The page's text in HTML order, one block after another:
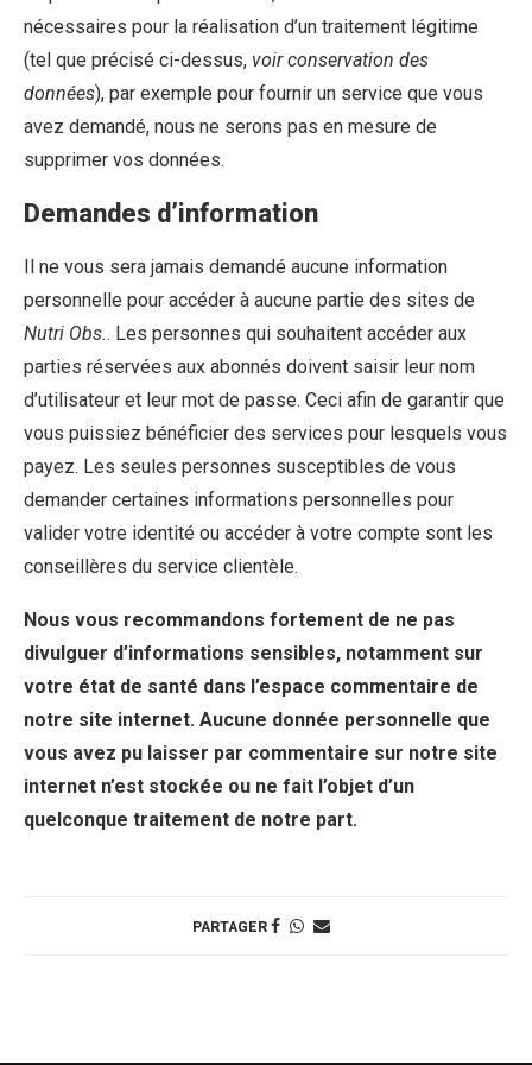
nécessaires pour la réalisation d’un traitement légitime
(tel que précisé ci-dessus, voir conservation des
données), par exemple pour fournir un service que vous
avez demandé, nous ne serons pas en mesure de
supprimer vos données.
Demandes d’information
Il ne vous sera jamais demandé aucune information
personnelle pour accéder à aucune partie des sites de
Nutri Obs.. Les personnes qui souhaitent accéder aux
parties réservées aux abonnés doivent saisir leur nom
d’utilisateur et leur mot de passe. Ceci afin de garantir que
vous puissiez bénéficier des services pour lesquels vous
payez. Les seules personnes susceptibles de vous
demander certaines informations personnelles pour
valider votre identité ou accéder à votre compte sont les
conseillères du service clientèle.
Nous vous recommandons fortement de ne pas
divulguer d’informations sensibles, notamment sur
votre état de santé dans l’espace commentaire de
notre site internet. Aucune donnée personnelle que
vous avez pu laisser par commentaire sur notre site
internet n’est stockée ou ne fait l’objet d’un
quelconque traitement de notre part.
PARTAGER